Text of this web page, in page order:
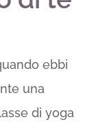
ebbi
una
di yoga